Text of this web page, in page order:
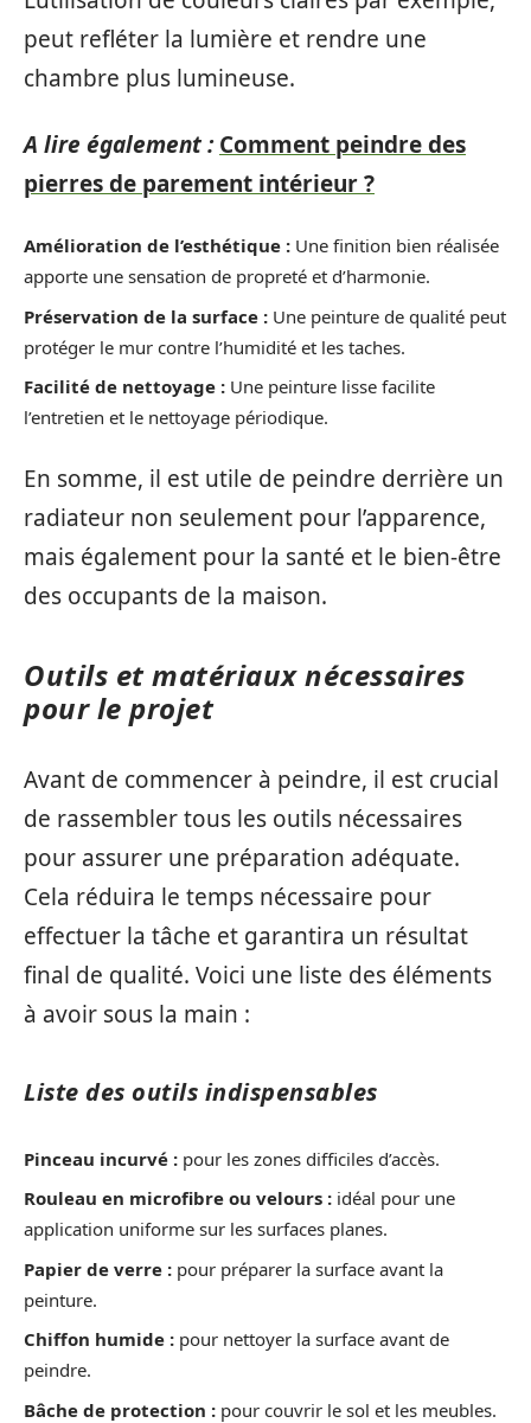
peut refléter la lumière et rendre une
chambre plus lumineuse.
A lire également : Comment peindre des
pierres de parement intérieur ?
Amélioration de l’esthétique : Une finition bien réalisée
apporte une sensation de propreté et d’harmonie.
Préservation de la surface : Une peinture de qualité peut
protéger le mur contre l’humidité et les taches.
Facilité de nettoyage : Une peinture lisse facilite
l’entretien et le nettoyage périodique.
En somme, il est utile de peindre derrière un
radiateur non seulement pour l’apparence,
mais également pour la santé et le bien-être
des occupants de la maison.
Outils et matériaux nécessaires
pour le projet
Avant de commencer à peindre, il est crucial
de rassembler tous les outils nécessaires
pour assurer une préparation adéquate.
Cela réduira le temps nécessaire pour
effectuer la tâche et garantira un résultat
final de qualité. Voici une liste des éléments
à avoir sous la main :
Liste des outils indispensables
Pinceau incurvé : pour les zones difficiles d’accès.
Rouleau en microfibre ou velours : idéal pour une
application uniforme sur les surfaces planes.
Papier de verre : pour préparer la surface avant la
peinture.
Chiffon humide : pour nettoyer la surface avant de
peindre.
Bâche de protection : pour couvrir le sol et les meubles.